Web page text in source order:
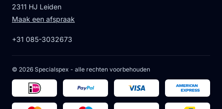
2311 HJ Leiden
Maak een afspraak
+31 085-3032673
© 2026 Specialspex - alle rechten voorbehouden